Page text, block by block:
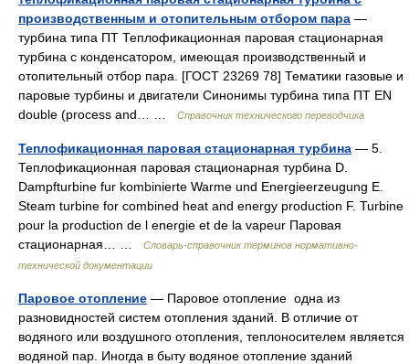
производственным и отопительным отбором пара —
турбина типа ПТ Теплофикационная паровая стационарная
турбина с конденсатором, имеющая производственный и
отопительный отбор пара. [ГОСТ 23269 78] Тематики газовые и
паровые турбины и двигатели Синонимы турбина типа ПТ EN
double (process and… …
Справочник технического переводчика
Теплофикационная паровая стационарная турбина — 5.
Теплофикационная паровая стационарная турбина D.
Dampfturbine fur kombinierte Warme und Energieerzeugung E.
Steam turbine for combined heat and energy production F. Turbine
pour la production de l energie et de la vapeur Паровая
стационарная… …
Словарь-справочник терминов нормативно-
технической документации
Паровое отопление — Паровое отопление одна из
разновидностей систем отопления зданий. В отличие от
водяного или воздушного отопления, теплоносителем является
водяной пар. Иногда в быту водяное отопление зданий